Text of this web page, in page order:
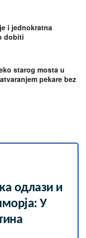
i jednokratna
dobiti
starog mosta u
pekare bez
одлази и
У